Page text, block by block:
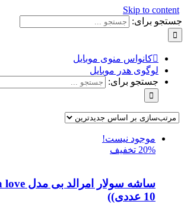
Skip to content
جستجو برای:
کانواس منوی موبایل
لوگوی هدر موبایل
جستجو برای:
موجود نیست!
20% تخفیف
10 عددی))